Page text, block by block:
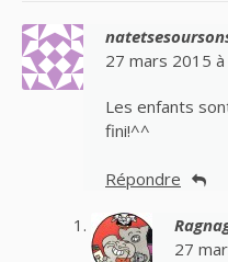
27 mars 2015
Les enfants
fini!^^
Répondre
27